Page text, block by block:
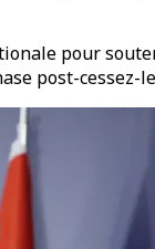
pour
post-cessez-